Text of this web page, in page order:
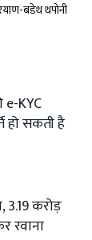
बडेथ थपोनी
KYC
हो सकती है
3.19 करोड़
रवाना